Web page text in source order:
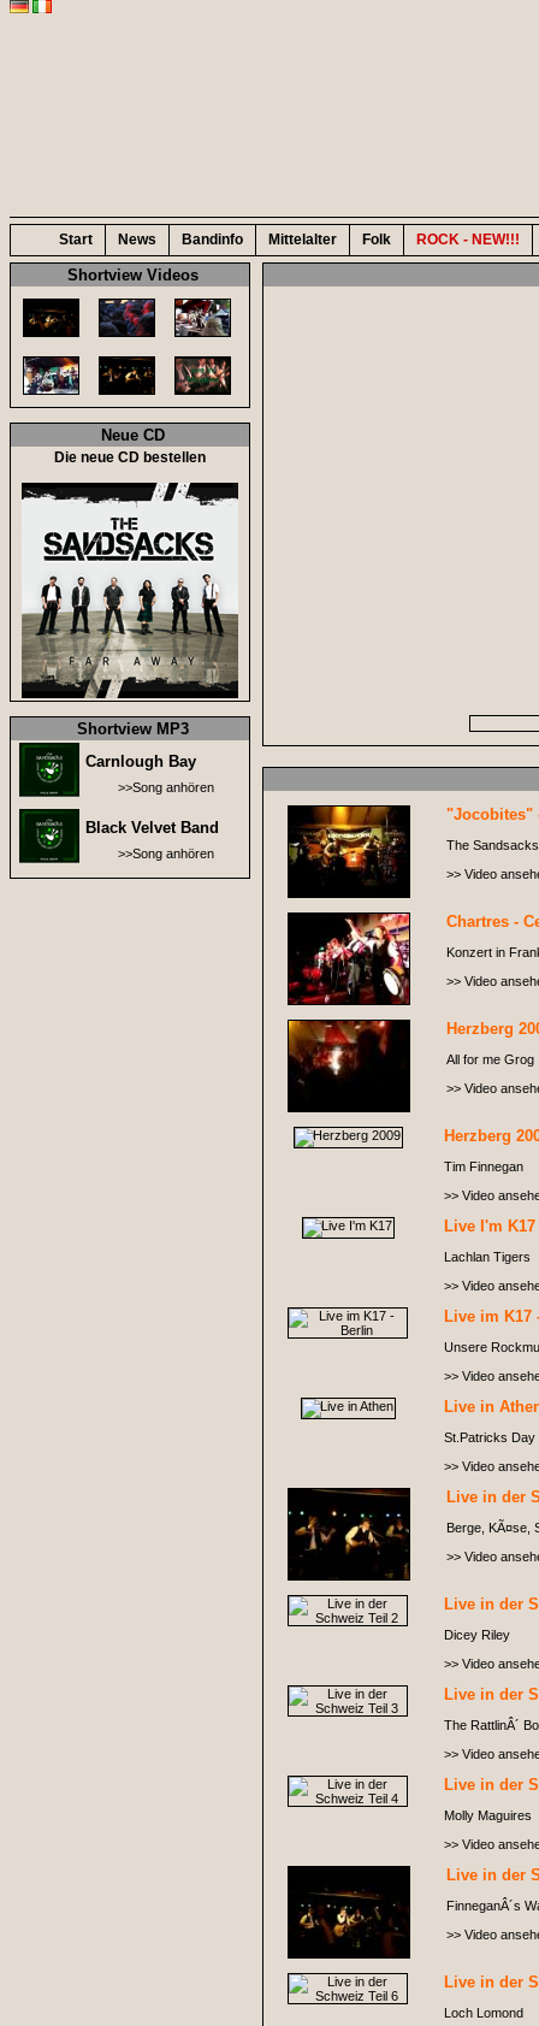
Start News Bandinfo Mittelalter Folk ROCK - NEW!!!
Shortview Videos
Neue CD
Die neue CD bestellen
Shortview MP3
Carnlough Bay
>>Song anhören
Black Velvet Band
>>Song anhören
"Jocobites"
The
>> Video
Chartres -
Konzert in
>> Video
Herzberg
All for me Grog
>> Video
Herzberg
Tim Finnegan
>> Video
Live I'm K17
Lachlan Tigers
>> Video
Live im K17
Unsere
>> Video
Live in
St.Patricks Day
>> Video
Live in der
Berge, KÃ¤se,
>> Video
Live in der
Dicey Riley
>> Video
Live in der
The RattlinÂ´
>> Video
Live in der
Molly Maguires
>> Video
Live in der
FinneganÂ´s
>> Video
Live in der
Loch Lomond